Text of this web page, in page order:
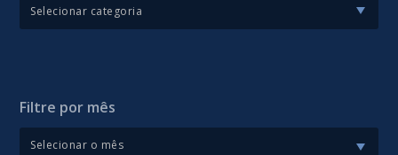
Filtre por mês